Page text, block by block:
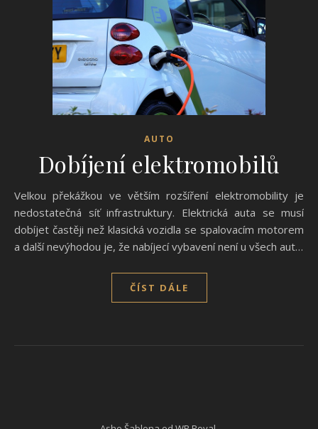
AUTO
Dobíjení elektromobilů
Velkou překážkou ve větším rozšíření elektromobility je
nedostatečná síť infrastruktury. Elektrická auta se musí
dobíjet častěji než klasická vozidla se spalovacím motorem
a další nevýhodou je, že nabíjecí vybavení není u všech aut…
ČÍST DÁLE